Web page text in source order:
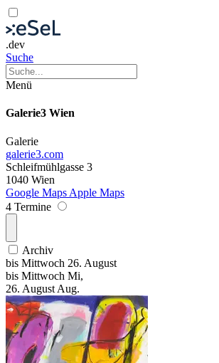
.dev
Suche
Menü
Galerie3 Wien
Galerie
galerie3.com
Schleifmühlgasse 3
1040 Wien
Google Maps Apple Maps
4 Termine
Archiv
bis Mittwoch 26. August
bis Mittwoch Mi,
26. August Aug.